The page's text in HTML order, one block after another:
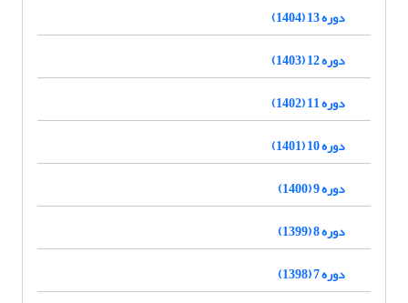
دوره 13 (1404)
دوره 12 (1403)
دوره 11 (1402)
دوره 10 (1401)
دوره 9 (1400)
دوره 8 (1399)
دوره 7 (1398)